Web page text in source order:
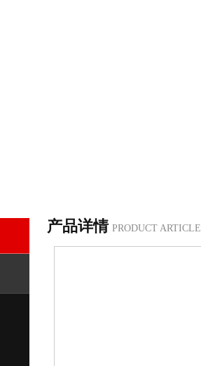
产品详情 PRODUCT ARTICLE